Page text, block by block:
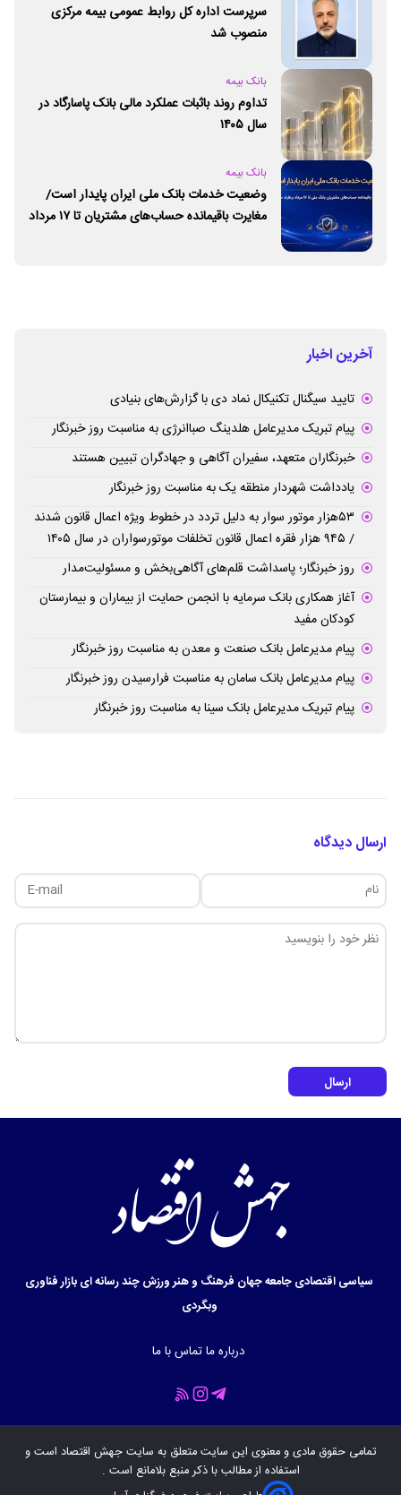
سرپرست اداره کل روابط عمومی بیمه مرکزی
منصوب شد
بانک بیمه
تداوم روند باثبات عملکرد مالی بانک پاسارگاد در
سال ۱۴۰۵
بانک بیمه
وضعیت خدمات بانک ملی ایران پایدار است/
مغایرت‌ باقیمانده حساب‌های مشتریان تا ۱۷ مرداد
آخرین اخبار
تایید سیگنال تکنیکال نماد دی با گزارش‌های بنیادی
پیام تبریک مدیرعامل هلدینگ صباانرژی به مناسبت روز خبرنگار
خبرنگاران متعهد، سفیران آگاهی و جهادگران تبیین هستند
یادداشت شهردار منطقه یک به مناسبت روز خبرنگار
۵۳هزار موتور سوار به دلیل تردد در خطوط ویژه اعمال قانون شدند
/ ۹۴۵ هزار فقره اعمال قانون تخلفات موتورسواران در سال ۱۴۰۵
روز خبرنگار؛ پاسداشت قلم‌های آگاهی‌بخش و مسئولیت‌مدار
آغاز همکاری بانک سرمایه با انجمن حمایت از بیماران و بیمارستان
کودکان مفید
پیام مدیرعامل بانک صنعت و معدن به مناسبت روز خبرنگار
پیام مدیرعامل بانک سامان به مناسبت فرارسیدن روز خبرنگار
پیام تبریک مدیرعامل بانک سینا به مناسبت روز خبرنگار
ارسال دیدگاه
ارسال
سیاسیاقتصادیجامعهجهان فرهنگ و هنرورزشچند رسانه ایبازارفناوری
وبگردی
درباره ماتماس با ما
تمامی حقوق مادی و معنوی این سایت متعلق به سایتجهش اقتصاد است و
استفاده از مطالب با ذکر منبع بلامانع است .